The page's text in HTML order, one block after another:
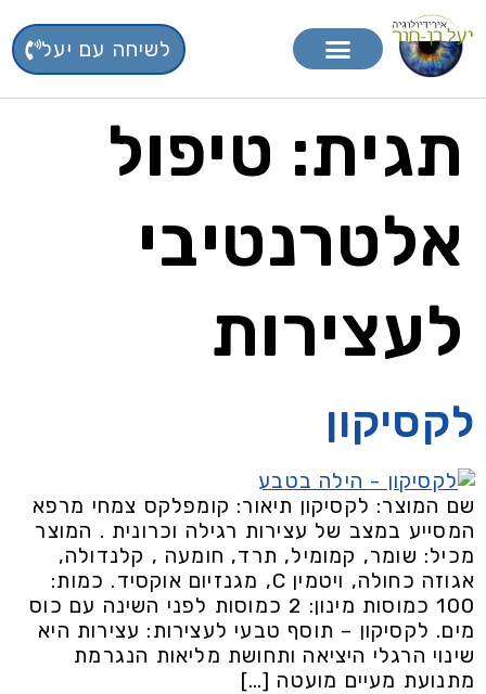
לשיחה עם יעל
תגית: טיפול
אלטרנטיבי
לעצירות
לקסיקון
שם המוצר: לקסיקון תיאור: קומפלקס צמחי מרפא
המסייע במצב של עצירות רגילה וכרונית . המוצר
מכיל: שומר, קמומיל, תרד, חומעה , קלנדולה,
אגוזה כחולה, ויטמין C, מגנזיום אוקסיד. כמות:
100 כמוסות מינון: 2 כמוסות לפני השינה עם כוס
מים. לקסיקון – תוסף טבעי לעצירות: עצירות היא
שינוי הרגלי היציאה ותחושת מליאות הנגרמת
מתנועת מעיים מועטה […]